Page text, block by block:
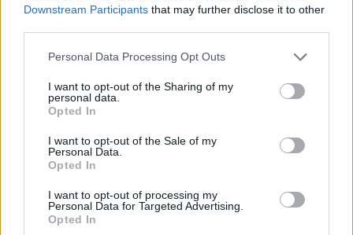
Downstream Participants that may further disclose it to other
Please note that this website/app uses one or more Google
not limited to your visit or usage behaviour. You may click to
grant or deny consent to Google and its third-party tags to
use your data for below specified purposes in below Google
consent section.
Personal Data Processing Opt Outs
I want to opt-out of the Sharing of my
personal data.
Opted In
I want to opt-out of the Sale of my
Personal Data.
Opted In
I want to opt-out of processing my
Personal Data for Targeted Advertising.
Opted In
4«Αφιέρωσε τη ζωή της στο να βοηθά
δήλωση της οικογένειας της 38χρονης
Λίζα που βρέθηκε νεκρή στην Κυψέλη
viral το τραγούδι του «Λογαριασμός» που
ερμηνεύει η Κατερίνα Λιόλιου
Πιο σχολιασμένα
Έφυγαν οι συνεργάτες, μένει η Μαρία
Καρυστιανού - Η επόμενη μέρα για την
«Ελπίδα για τη Δημοκρατία»